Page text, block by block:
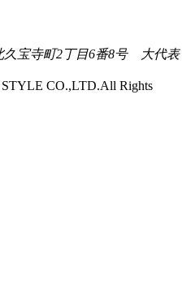
久宝寺町2丁目6番8号 大代表
CO.,LTD.All Rights